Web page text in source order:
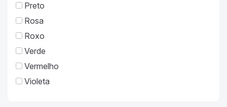
Preto
Rosa
Roxo
Verde
Vermelho
Violeta